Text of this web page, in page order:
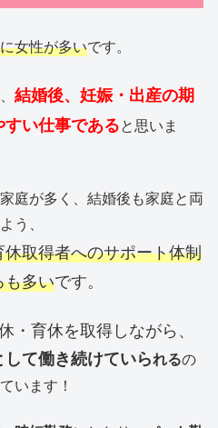
女性が多いです。
結婚後、妊娠・出産の期
い仕事であると思いま
庭が多く、結婚後も家庭と両
う、
取得者へのサポート体制
も多いです。
・育休を取得しながら、
て働き続けていられるの
います！